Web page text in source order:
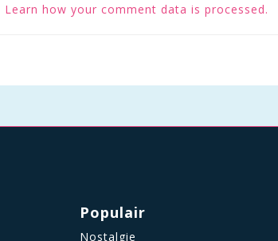
Learn how your comment data is processed.
Populair
Nostalgie